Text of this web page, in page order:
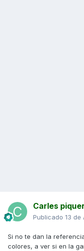
Carles piquer
Publicado 13 de
Si no te dan la
colores, a ver si en la